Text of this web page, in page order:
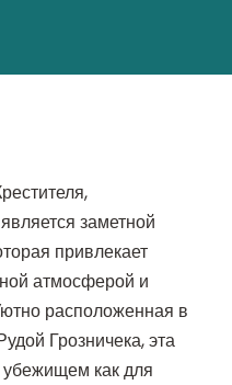
заметной
привлекает
атмосферой и
расположенная в
Грозничека, эта
как для